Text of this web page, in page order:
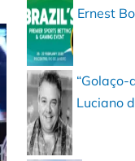
Ernest
Luciano